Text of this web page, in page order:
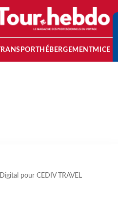
HÉBERGEMENTMICE
pour CEDIV TRAVEL